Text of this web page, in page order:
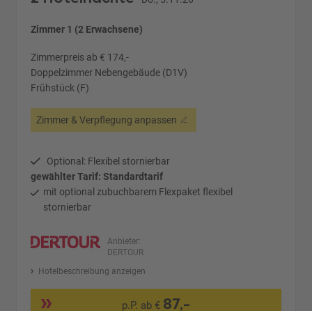
Zimmer 1 (2 Erwachsene)
Zimmerpreis ab € 174,-
Doppelzimmer Nebengebäude (D1V)
Frühstück (F)
Zimmer & Verpflegung anpassen
Optional: Flexibel stornierbar
gewählter Tarif: Standardtarif
mit optional zubuchbarem Flexpaket flexibel
stornierbar
Anbieter:
DERTOUR
Hotelbeschreibung anzeigen
p.P. ab € 87,-